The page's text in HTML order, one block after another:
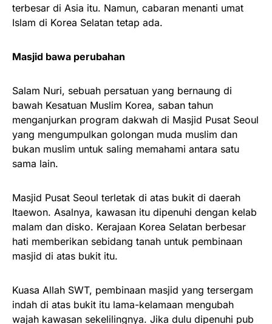
terbesar di Asia itu. Namun, cabaran menanti umat
Islam di Korea Selatan tetap ada.
Masjid bawa perubahan
Salam Nuri, sebuah persatuan yang bernaung di
bawah Kesatuan Muslim Korea, saban tahun
menganjurkan program dakwah di Masjid Pusat Seoul
yang mengumpulkan golongan muda muslim dan
bukan muslim untuk saling memahami antara satu
sama lain.
Masjid Pusat Seoul terletak di atas bukit di daerah
Itaewon. Asalnya, kawasan itu dipenuhi dengan kelab
malam dan disko. Kerajaan Korea Selatan berbesar
hati memberikan sebidang tanah untuk pembinaan
masjid di atas bukit itu.
Kuasa Allah SWT, pembinaan masjid yang tersergam
indah di atas bukit itu lama-kelamaan mengubah
wajah kawasan sekelilingnya. Jika dulu dipenuhi pub